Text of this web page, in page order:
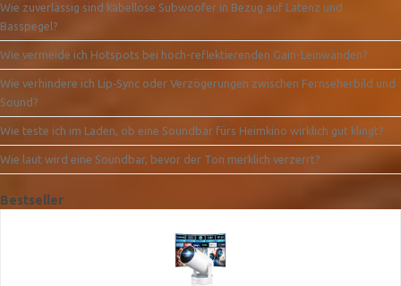
Wie zuverlässig sind kabellose Subwoofer in Bezug auf Latenz und
Basspegel?
Wie vermeide ich Hotspots bei hoch-reflektierenden Gain-Leinwänden?
Wie verhindere ich Lip‑Sync oder Verzögerungen zwischen Fernseherbild und
Sound?
Wie teste ich im Laden, ob eine Soundbar fürs Heimkino wirklich gut klingt?
Wie laut wird eine Soundbar, bevor der Ton merklich verzerrt?
Bestseller